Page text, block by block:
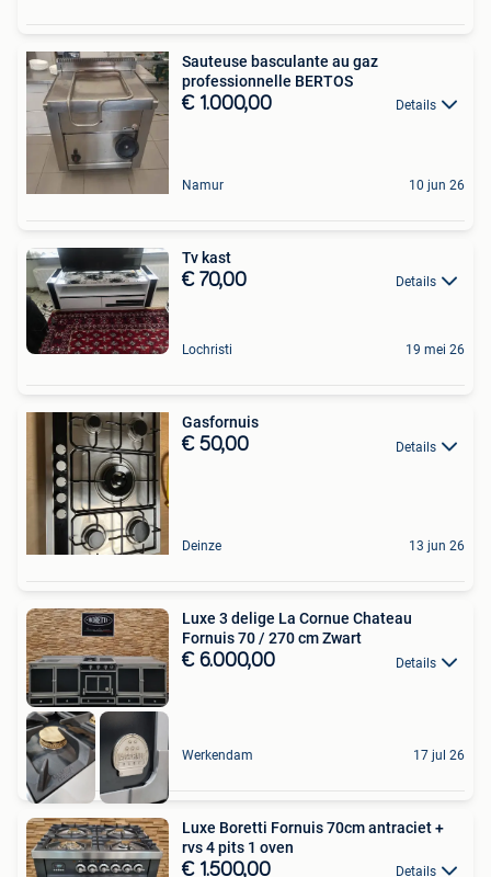
Sauteuse basculante au gaz
professionnelle BERTOS
€ 1.000,00 Details
Namur 10 jun 26
Tv kast
€ 70,00 Details
Lochristi 19 mei 26
Gasfornuis
€ 50,00 Details
Deinze 13 jun 26
Luxe 3 delige La Cornue Chateau
Fornuis 70 / 270 cm Zwart
€ 6.000,00 Details
Werkendam 17 jul 26
Luxe Boretti Fornuis 70cm antraciet +
rvs 4 pits 1 oven
€ 1.500,00 Details